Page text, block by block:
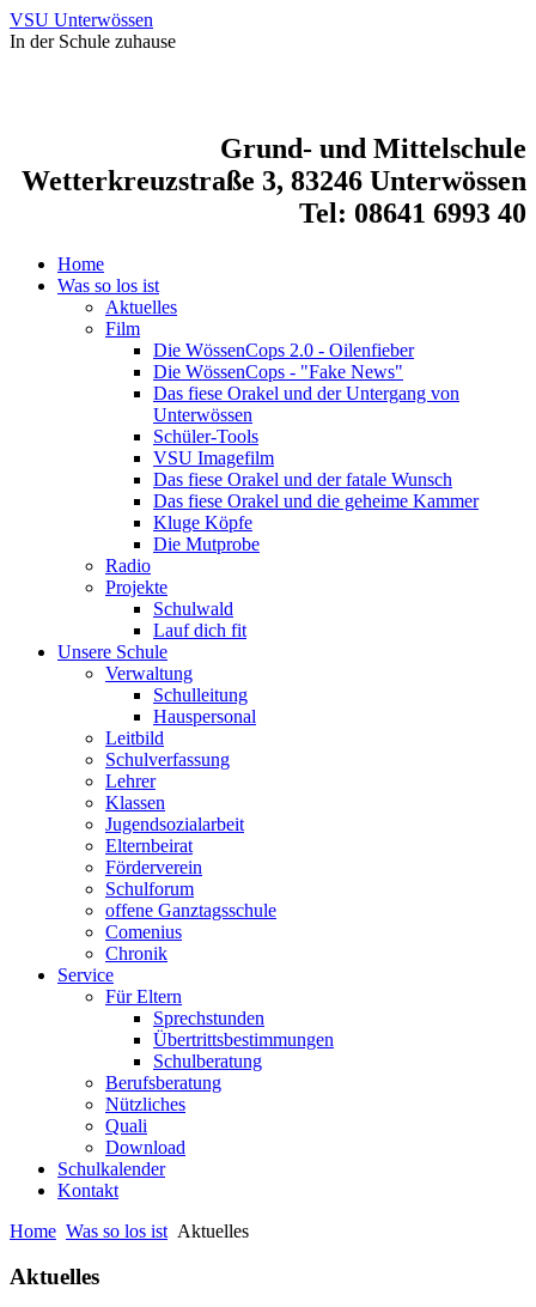
VSU Unterwössen
In der Schule zuhause
Grund- und Mittelschule
Wetterkreuzstraße 3, 83246 Unterwössen
Tel: 08641 6993 40
Home
Was so los ist
Aktuelles
Film
Die WössenCops 2.0 - Oilenfieber
Die WössenCops - "Fake News"
Das fiese Orakel und der Untergang von
Unterwössen
Schüler-Tools
VSU Imagefilm
Das fiese Orakel und der fatale Wunsch
Das fiese Orakel und die geheime Kammer
Kluge Köpfe
Die Mutprobe
Radio
Projekte
Schulwald
Lauf dich fit
Unsere Schule
Verwaltung
Schulleitung
Hauspersonal
Leitbild
Schulverfassung
Lehrer
Klassen
Jugendsozialarbeit
Elternbeirat
Förderverein
Schulforum
offene Ganztagsschule
Comenius
Chronik
Service
Für Eltern
Sprechstunden
Übertrittsbestimmungen
Schulberatung
Berufsberatung
Nützliches
Quali
Download
Schulkalender
Kontakt
Home Was so los ist Aktuelles
Aktuelles